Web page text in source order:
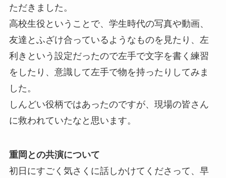
ただきました。
高校生役ということで、学生時代の写真や動画、
友達とふざけ合っているようなものを見たり、左
利きという設定だったので左手で文字を書く練習
をしたり、意識して左手で物を持ったりしてみま
した。
しんどい役柄ではあったのですが、現場の皆さん
に救われていたなと思います。
重岡との共演について
初日にすごく気さくに話しかけてくださって、早